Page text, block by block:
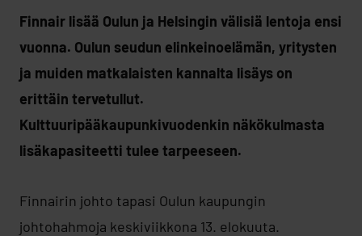
Finnair lisää Oulun ja Helsingin välisiä lentoja ensi
vuonna. Oulun seudun elinkeinoelämän, yritysten
ja muiden matkalaisten kannalta lisäys on
erittäin tervetullut.
Kulttuuripääkaupunkivuodenkin näkökulmasta
lisäkapasiteetti tulee tarpeeseen.
Finnairin johto tapasi Oulun kaupungin
johtohahmoja keskiviikkona 13. elokuuta.